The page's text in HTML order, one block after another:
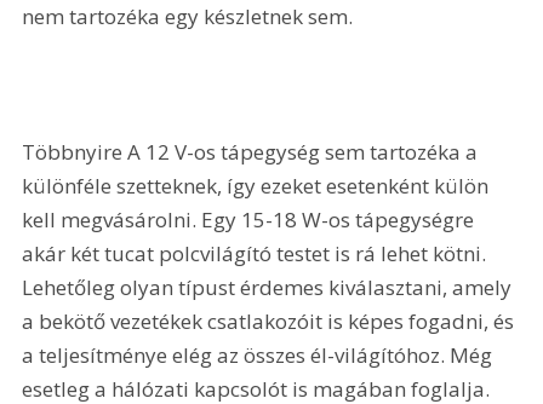
nem tartozéka egy készletnek sem.
Többnyire A 12 V-os tápegység sem tartozéka a
különféle szetteknek, így ezeket esetenként külön
kell megvásárolni. Egy 15-18 W-os tápegységre
akár két tucat polcvilágító testet is rá lehet kötni.
Lehetőleg olyan típust érdemes kiválasztani, amely
a bekötő vezetékek csatlakozóit is képes fogadni, és
a teljesítménye elég az összes él-világítóhoz. Még
esetleg a hálózati kapcsolót is magában foglalja.